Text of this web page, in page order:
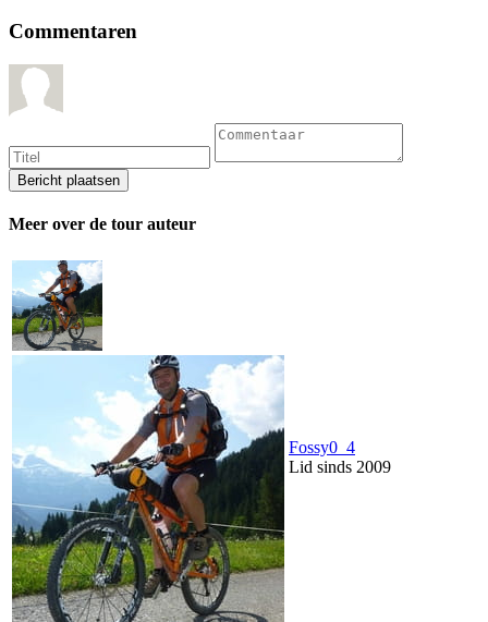
Commentaren
Meer over de tour auteur
Fossy0_4
Lid sinds 2009